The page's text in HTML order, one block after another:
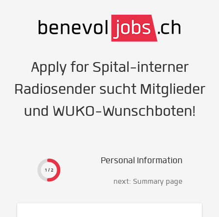
Apply for Spital-interner
Radiosender sucht Mitglieder
und WUKO-Wunschboten!
1 / 2
Personal Information
next: Summary page